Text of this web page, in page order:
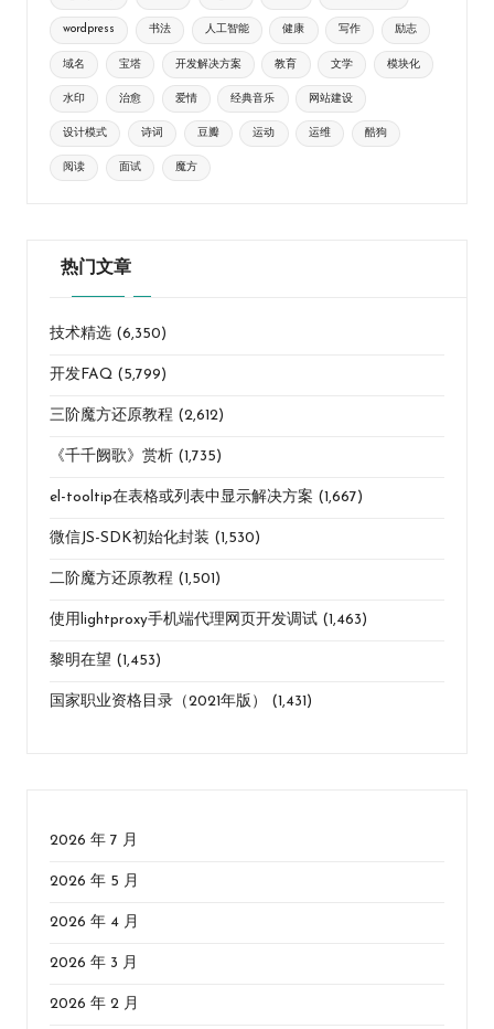
wordpress 书法 人工智能 健康 写作 励志
域名 宝塔 开发解决方案 教育 文学 模块化
水印 治愈 爱情 经典音乐 网站建设
设计模式 诗词 豆瓣 运动 运维 酷狗
阅读 面试 魔方
热门文章
技术精选 (6,350)
开发FAQ (5,799)
三阶魔方还原教程 (2,612)
《千千阙歌》赏析 (1,735)
el-tooltip在表格或列表中显示解决方案 (1,667)
微信JS-SDK初始化封装 (1,530)
二阶魔方还原教程 (1,501)
使用lightproxy手机端代理网页开发调试 (1,463)
黎明在望 (1,453)
国家职业资格目录（2021年版） (1,431)
2026 年 7 月
2026 年 5 月
2026 年 4 月
2026 年 3 月
2026 年 2 月